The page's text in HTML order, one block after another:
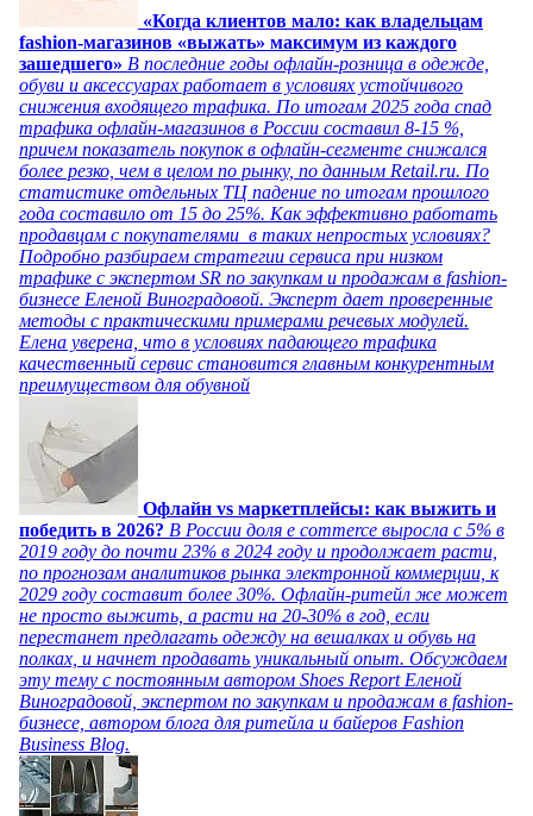
«Когда клиентов мало: как владельцам
fashion-магазинов «выжать» максимум из каждого
зашедшего» В последние годы офлайн-розница в одежде,
обуви и аксессуарах работает в условиях устойчивого
снижения входящего трафика. По итогам 2025 года спад
трафика офлайн-магазинов в России составил 8-15 %,
причем показатель покупок в офлайн-сегменте снижался
более резко, чем в целом по рынку, по данным Retail.ru. По
статистике отдельных ТЦ падение по итогам прошлого
года составило от 15 до 25%. Как эффективно работать
продавцам с покупателями в таких непростых условиях?
Подробно разбираем стратегии сервиса при низком
трафике с экспертом SR по закупкам и продажам в fashion-
бизнесе Еленой Виноградовой. Эксперт дает проверенные
методы с практическими примерами речевых модулей.
Елена уверена, что в условиях падающего трафика
качественный сервис становится главным конкурентным
преимуществом для обувной
Офлайн vs маркетплейсы: как выжить и
победить в 2026? В России доля e commerce выросла с 5% в
2019 году до почти 23% в 2024 году и продолжает расти,
по прогнозам аналитиков рынка электронной коммерции, к
2029 году составит более 30%. Офлайн-ритейл же может
не просто выжить, а расти на 20-30% в год, если
перестанет предлагать одежду на вешалках и обувь на
полках, и начнет продавать уникальный опыт. Обсуждаем
эту тему с постоянным автором Shoes Report Еленой
Виноградовой, экспертом по закупкам и продажам в fashion-
бизнесе, автором блога для ритейла и байеров Fashion
Business Blog.